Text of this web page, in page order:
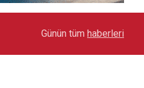
Toyota Otomotiv Sanayi
Günün tüm haberleri